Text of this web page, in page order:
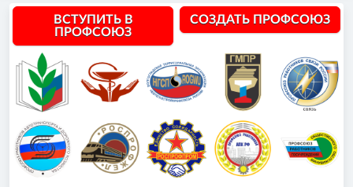
ВСТУПИТЬ В
ПРОФСОЮЗ
СОЗДАТЬ ПРОФСОЮЗ